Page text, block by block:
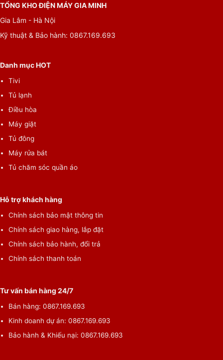
TỔNG KHO ĐIỆN MÁY GIA MINH
Gia Lâm - Hà Nội
Kỹ thuật & Bảo hành: 0867.169.693
Danh mục HOT
Tivi
Tủ lạnh
Điều hòa
Máy giặt
Tủ đông
Máy rửa bát
Tủ chăm sóc quần áo
Hỗ trợ khách hàng
Chính sách bảo mật thông tin
Chính sách giao hàng, lắp đặt
Chính sách bảo hành, đổi trả
Chính sách thanh toán
Tư vấn bán hàng 24/7
Bán hàng: 0867.169.693
Kinh doanh dự án: 0867.169.693
Bảo hành & Khiếu nại: 0867.169.693